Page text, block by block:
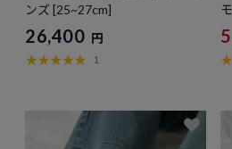
ンズ [25~27cm]
26,400 円
1